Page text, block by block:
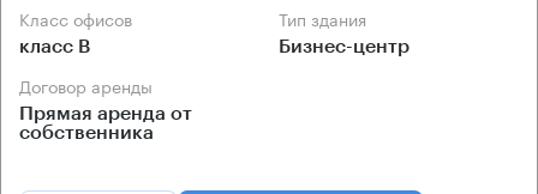
Класс офисов
класс B
Тип здания
Бизнес-центр
Договор аренды
Прямая аренда от
собственника